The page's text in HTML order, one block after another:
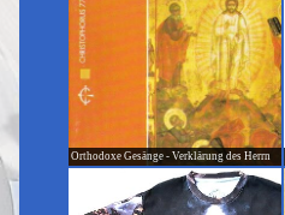
Orthodoxe Gesänge - Verklärung des Herrn